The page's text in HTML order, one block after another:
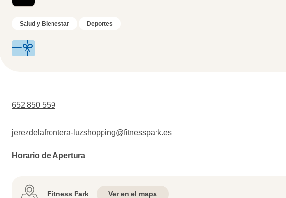
Salud y Bienestar Deportes
652 850 559
jerezdelafrontera-luzshopping@fitnesspark.es
Horario de Apertura
Fitness Park Ver en el mapa